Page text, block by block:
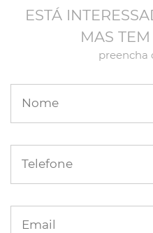
ESTÁ
MAS
preencha
Nome
Telefone
Email